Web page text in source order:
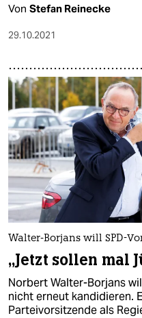
Von Stefan Reinecke
29.10.2021
Walter-Borjans will SPD-
„Jetzt sollen mal
Norbert Walter-Borjans
nicht erneut kandidieren.
Parteivorsitzende als